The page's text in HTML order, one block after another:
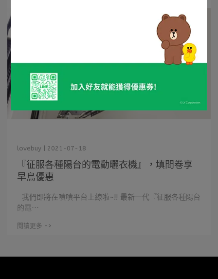
『征服各種陽台的電動曬衣機』，填問卷享
早鳥優惠
lovebuy | 2021-07-18
我們即將在嘖嘖平台上線啦~!! 最新一代『征服各種陽台
的電⋯
閱讀更多 ->